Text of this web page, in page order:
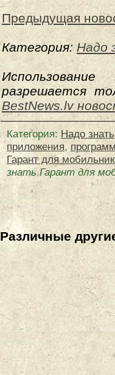
Предыдущая
Категория:Надо
разрешается
BestNews.lv
Категория:Надо знать
приложения,
Гарант для
знать Гарант для
Различные